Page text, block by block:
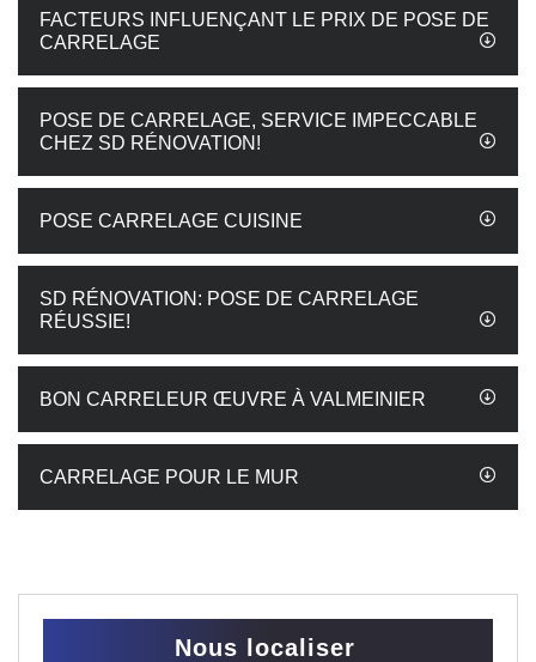
FACTEURS INFLUENÇANT LE PRIX DE POSE DE
CARRELAGE
POSE DE CARRELAGE, SERVICE IMPECCABLE
CHEZ SD RÉNOVATION!
POSE CARRELAGE CUISINE
SD RÉNOVATION: POSE DE CARRELAGE
RÉUSSIE!
BON CARRELEUR ŒUVRE À VALMEINIER
CARRELAGE POUR LE MUR
Nous localiser